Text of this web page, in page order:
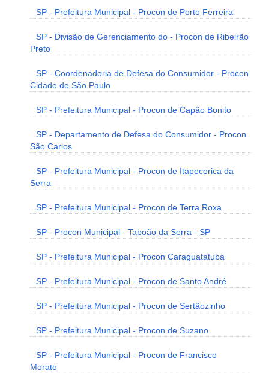
SP - Prefeitura Municipal - Procon de Porto Ferreira
SP - Divisão de Gerenciamento do - Procon de Ribeirão
Preto
SP - Coordenadoria de Defesa do Consumidor - Procon
Cidade de São Paulo
SP - Prefeitura Municipal - Procon de Capão Bonito
SP - Departamento de Defesa do Consumidor - Procon
São Carlos
SP - Prefeitura Municipal - Procon de Itapecerica da
Serra
SP - Prefeitura Municipal - Procon de Terra Roxa
SP - Procon Municipal - Taboão da Serra - SP
SP - Prefeitura Municipal - Procon Caraguatatuba
SP - Prefeitura Municipal - Procon de Santo André
SP - Prefeitura Municipal - Procon de Sertãozinho
SP - Prefeitura Municipal - Procon de Suzano
SP - Prefeitura Municipal - Procon de Francisco
Morato